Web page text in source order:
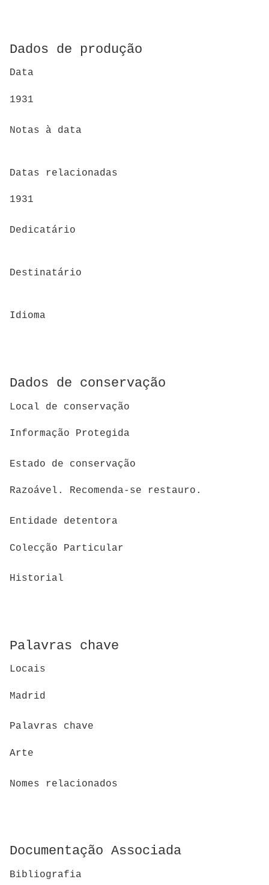
Dados de produção
Data
1931
Notas à data
Datas relacionadas
1931
Dedicatário
Destinatário
Idioma
Dados de conservação
Local de conservação
Informação Protegida
Estado de conservação
Razoável. Recomenda-se restauro.
Entidade detentora
Colecção Particular
Historial
Palavras chave
Locais
Madrid
Palavras chave
Arte
Nomes relacionados
Documentação Associada
Bibliografia